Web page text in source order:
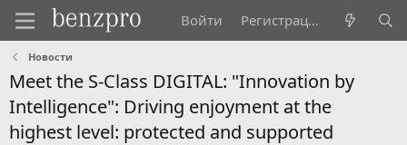
Войти Регистрация
Новости
Meet the S-Class DIGITAL: "Innovation by
Intelligence": Driving enjoyment at the
highest level: protected and supported